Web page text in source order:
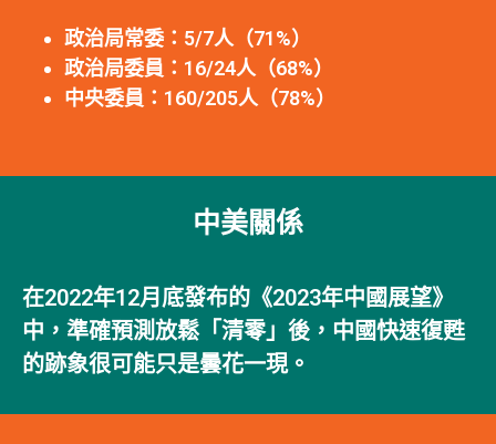
政治局常委：5/7人（71%）
政治局委員：16/24人（68%）
中央委員：160/205人（78%）
中美關係
在2022年12月底發布的《2023年中國展望》
中，準確預測放鬆「清零」後，中國快速復甦
的跡象很可能只是曇花一現。